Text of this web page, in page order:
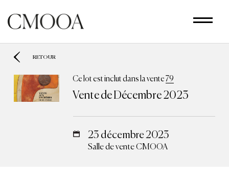
contenu
principal
RETOUR
Ce lot est inclut dans la vente 79
Vente de Décembre 2023
23 décembre 2023
Salle de vente CMOOA